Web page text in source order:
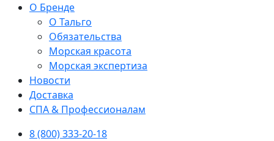
О Бренде
О Тальго
Обязательства
Морская красота
Морская экспертиза
Новости
Доставка
СПА & Профессионалам
8 (800) 333-20-18